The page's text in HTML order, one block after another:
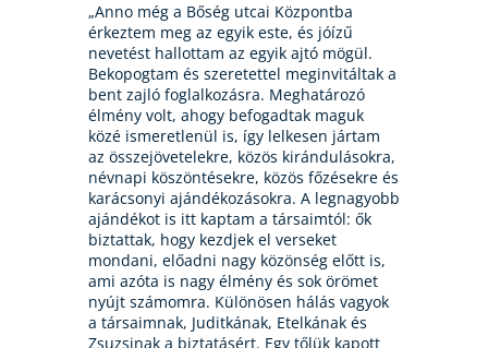
„Anno még a Bőség utcai Központba
érkeztem meg az egyik este, és jóízű
nevetést hallottam az egyik ajtó mögül.
Bekopogtam és szeretettel meginvitáltak a
bent zajló foglalkozásra. Meghatározó
élmény volt, ahogy befogadtak maguk
közé ismeretlenül is, így lelkesen jártam
az összejövetelekre, közös kirándulásokra,
névnapi köszöntésekre, közös főzésekre és
karácsonyi ajándékozásokra. A legnagyobb
ajándékot is itt kaptam a társaimtól: ők
biztattak, hogy kezdjek el verseket
mondani, előadni nagy közönség előtt is,
ami azóta is nagy élmény és sok örömet
nyújt számomra. Különösen hálás vagyok
a társaimnak, Juditkának, Etelkának és
Zsuzsinak a biztatásért. Egy tőlük kapott